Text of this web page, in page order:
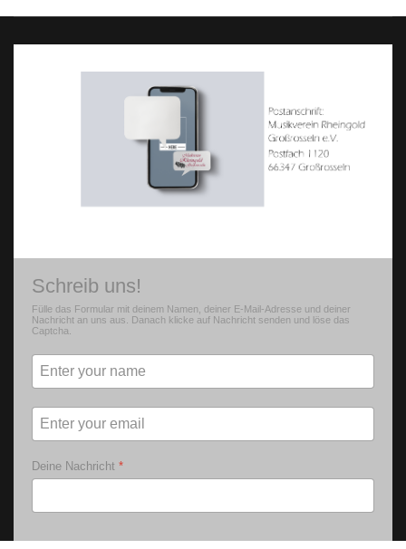
Schreib uns!
Fülle das Formular mit deinem Namen, deiner E-Mail-Adresse und deiner
Nachricht an uns aus. Danach klicke auf Nachricht senden und löse das
Captcha.
Deine Nachricht *